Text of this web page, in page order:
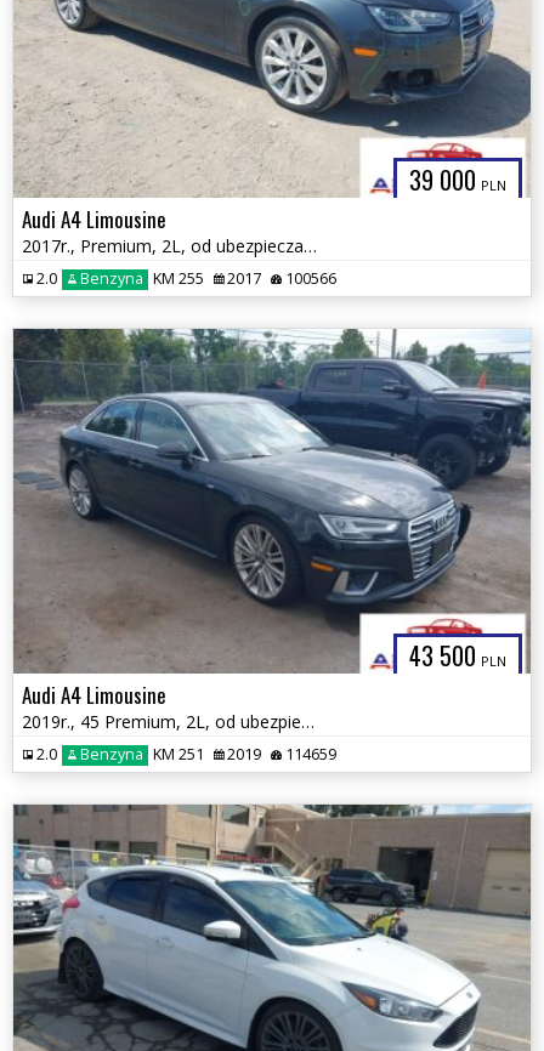
39 000 PLN
Audi A4 Limousine
2017r., Premium, 2L, od ubezpieczalni
2.0 Benzyna KM 255 2017 100566
43 500 PLN
Audi A4 Limousine
2019r., 45 Premium, 2L, od ubezpieczalni
2.0 Benzyna KM 251 2019 114659